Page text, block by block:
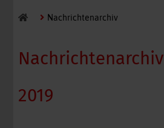
Nachrichtenarchiv
Nachrichtenarchiv
2019